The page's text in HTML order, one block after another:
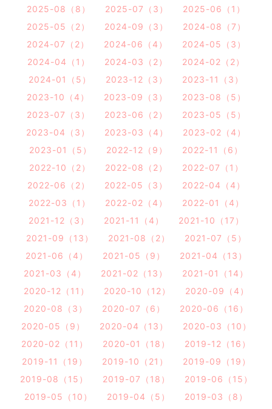
2025-08（8）
2025-07（3）
2025-06（1）
2025-05（2）
2024-09（3）
2024-08（7）
2024-07（2）
2024-06（4）
2024-05（3）
2024-04（1）
2024-03（2）
2024-02（2）
2024-01（5）
2023-12（3）
2023-11（3）
2023-10（4）
2023-09（3）
2023-08（5）
2023-07（3）
2023-06（2）
2023-05（5）
2023-04（3）
2023-03（4）
2023-02（4）
2023-01（5）
2022-12（9）
2022-11（6）
2022-10（2）
2022-08（2）
2022-07（1）
2022-06（2）
2022-05（3）
2022-04（4）
2022-03（1）
2022-02（4）
2022-01（4）
2021-12（3）
2021-11（4）
2021-10（17）
2021-09（13）
2021-08（2）
2021-07（5）
2021-06（4）
2021-05（9）
2021-04（13）
2021-03（4）
2021-02（13）
2021-01（14）
2020-12（11）
2020-10（12）
2020-09（4）
2020-08（3）
2020-07（6）
2020-06（16）
2020-05（9）
2020-04（13）
2020-03（10）
2020-02（11）
2020-01（18）
2019-12（16）
2019-11（19）
2019-10（21）
2019-09（19）
2019-08（15）
2019-07（18）
2019-06（15）
2019-05（10）
2019-04（5） 2019-03（8）